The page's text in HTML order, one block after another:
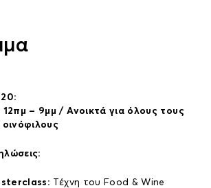
– 9μμ / Ανοικτά για όλους τους
Τέχνη του Food & Wine